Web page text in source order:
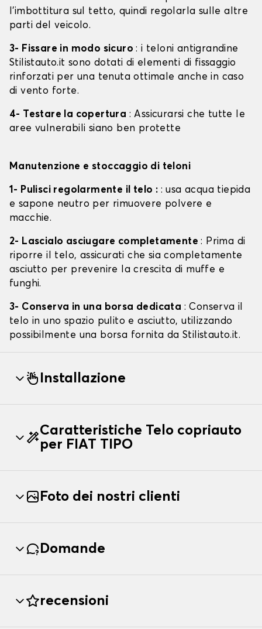
l'imbottitura sul tetto, quindi regolarla sulle altre
parti del veicolo.
3- Fissare in modo sicuro: i teloni antigrandine
Stilistauto.it sono dotati di elementi di fissaggio
rinforzati per una tenuta ottimale anche in caso
di vento forte.
4- Testare la copertura : Assicurarsi che tutte le
aree vulnerabili siano ben protette
Manutenzione e stoccaggio di teloni
1- Pulisci regolarmente il telo : : usa acqua tiepida
e sapone neutro per rimuovere polvere e
macchie.
2- Lascialo asciugare completamente: Prima di
riporre il telo, assicurati che sia completamente
asciutto per prevenire la crescita di muffe e
funghi.
3- Conserva in una borsa dedicata : Conserva il
telo in uno spazio pulito e asciutto, utilizzando
possibilmente una borsa fornita da Stilistauto.it.
Installazione
Caratteristiche Telo copriauto
per FIAT TIPO
Foto dei nostri clienti
Domande
recensioni